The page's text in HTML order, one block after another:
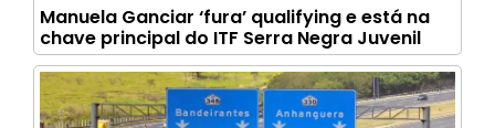
Manuela Ganciar ‘fura’ qualifying e está na
chave principal do ITF Serra Negra Juvenil